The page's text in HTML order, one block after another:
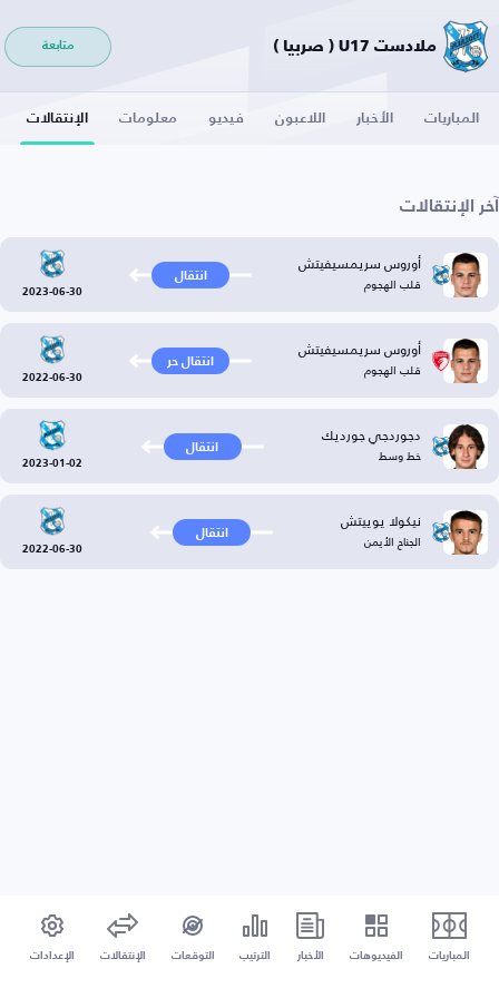
ملادست U17 ( صربيا ) متابعة
المباريات الأخبار اللاعبون فيديو معلومات الإنتقالات
آخر الإنتقالات
أوروس سريمسيفيتش
قلب الهجوم انتقال
2023-06-30
أوروس سريمسيفيتش
قلب الهجوم انتقال حر
2022-06-30
دجوردجي جورديك
خط وسط انتقال
2023-01-02
نيكولا يوييتش
الجناح الأيمن انتقال
2022-06-30
المباريات الفيديوهات الأخبار الترتيب التوقعات الإنتقالات الإعدادات